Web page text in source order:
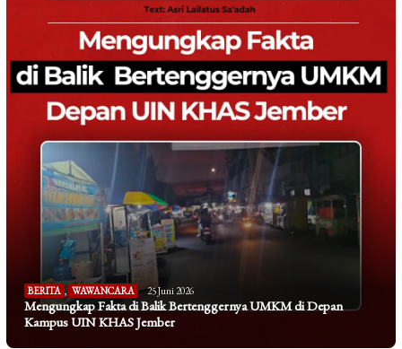
BERITA , WAWANCARA 25 Juni 2026
Mengungkap Fakta di Balik Bertenggernya UMKM di Depan
Kampus UIN KHAS Jember